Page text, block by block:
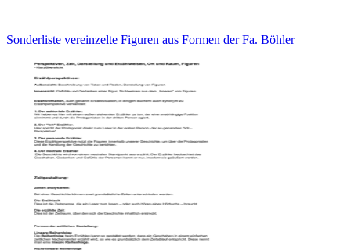
Sonderliste vereinzelte Figuren aus Formen der Fa. Böhler